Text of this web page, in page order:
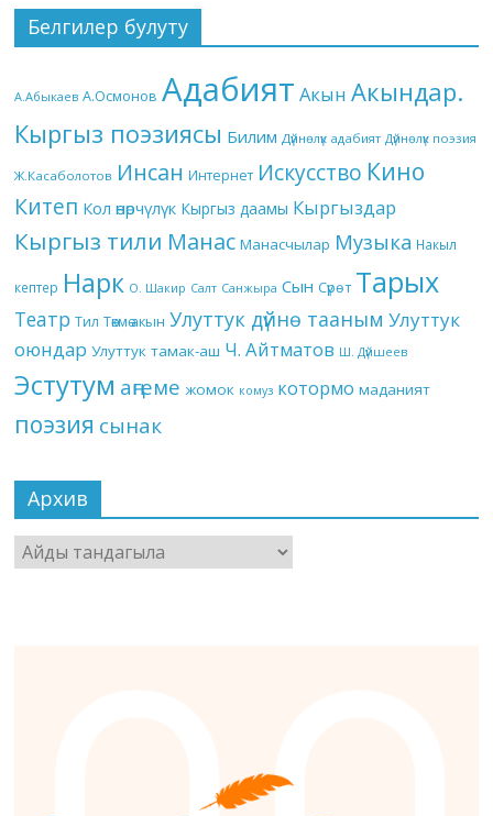
Белгилер булуту
А.Абыкаев А.Осмонов Адабият Акын Акындар.
Кыргыз поэзиясы Билим Дүйнөлүк адабият Дүйнөлүк поэзия
Ж.Касаболотов Инсан Интернет Искусство Кино
Китеп Кол өнөрчүлүк Кыргыз даамы Кыргыздар
Кыргыз тили Манас Манасчылар Музыка Накыл
кептер Нарк О. Шакир Салт Санжыра Сын Сүрөт Тарых
Театр Тил Төкмө акын Улуттук дүйнө тааным Улуттук
оюндар Улуттук тамак-аш Ч. Айтматов Ш. Дүйшеев
Эстутум аңгеме жомок комуз котормо маданият
поэзия сынак
Архив
Архив